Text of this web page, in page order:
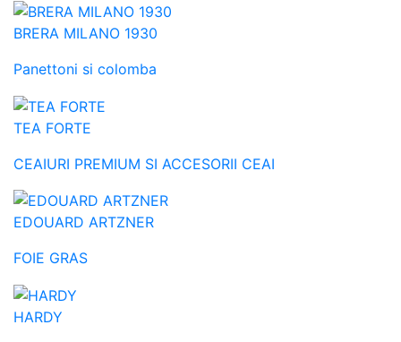
BRERA MILANO 1930
Panettoni si colomba
TEA FORTE
CEAIURI PREMIUM SI ACCESORII CEAI
EDOUARD ARTZNER
FOIE GRAS
HARDY